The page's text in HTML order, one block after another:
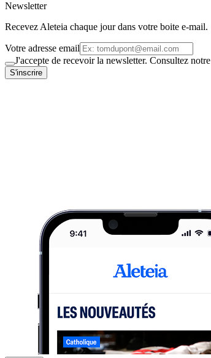
Newsletter
Recevez Aleteia chaque jour dans votre boite e-mail.
Votre adresse email
J'accepte de recevoir la newsletter. Consultez notre
S'inscrire